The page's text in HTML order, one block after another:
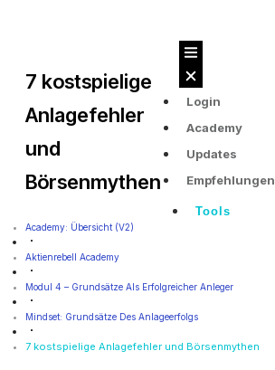
Login
Academy
Updates
Empfehlungen
Tools
7 kostspielige
Anlagefehler
und
Börsenmythen
Academy: Übersicht (v2)
Aktienrebell Academy
Modul 4 – Grundsätze Als Erfolgreicher Anleger
Mindset: Grundsätze Des Anlageerfolgs
7 kostspielige Anlagefehler und Börsenmythen